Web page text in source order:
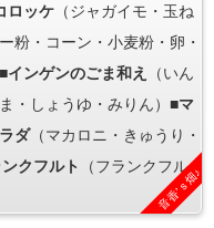
ロッケ （ジャガイモ・玉ね
粉・コーン・小麦粉・卵・
インゲンのごま和え
（いん
・しょうゆ・みりん）■マ
ダ（マカロニ・きゅうり・
クフルト
（フランクフル
音香’ｓ畑♪